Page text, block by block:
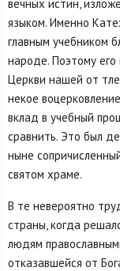
вечных истин,
языком. Именно
главным учебником
народе. Поэтому
Церкви нашей от
некое
вклад в учебный
сравнить. Это был
ныне
святом храме.
В те невероятно
страны, когда
людям
отказавшейся от